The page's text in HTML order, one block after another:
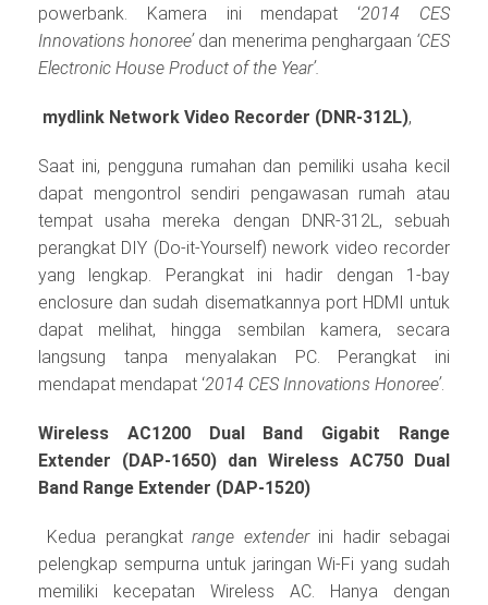
powerbank. Kamera ini mendapat ‘2014 CES
Innovations honoree’ dan menerima penghargaan ‘CES
Electronic House Product of the Year’.
mydlink Network Video Recorder (DNR-312L),
Saat ini, pengguna rumahan dan pemiliki usaha kecil
dapat mengontrol sendiri pengawasan rumah atau
tempat usaha mereka dengan DNR-312L, sebuah
perangkat DIY (Do-it-Yourself) nework video recorder
yang lengkap. Perangkat ini hadir dengan 1-bay
enclosure dan sudah disematkannya port HDMI untuk
dapat melihat, hingga sembilan kamera, secara
langsung tanpa menyalakan PC. Perangkat ini
mendapat mendapat ‘2014 CES Innovations Honoree’.
Wireless AC1200 Dual Band Gigabit Range
Extender (DAP-1650) dan Wireless AC750 Dual
Band Range Extender (DAP-1520)
Kedua perangkatrange extender ini hadir sebagai
pelengkap sempurna untuk jaringan Wi-Fi yang sudah
memiliki kecepatan Wireless AC. Hanya dengan